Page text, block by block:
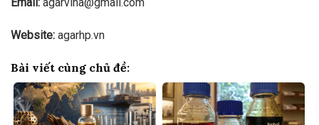
Email: agarvina@gmail.com
Website: agarhp.vn
Bài viết cùng chủ đề: